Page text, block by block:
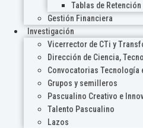
Tablas de Retención
Gestión Financiera
Investigación
Vicerrector de CTi y
Dirección de Ciencia,
Convocatorias Tecnología
Grupos y semilleros
Pascualino Creativo e
Talento Pascualino
Lazos